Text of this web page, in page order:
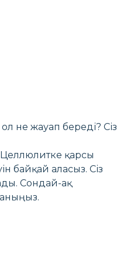
не жауап береді? Сіз
Целлюлитке қарсы
байқай аласыз. Сіз
Сондай-ақ